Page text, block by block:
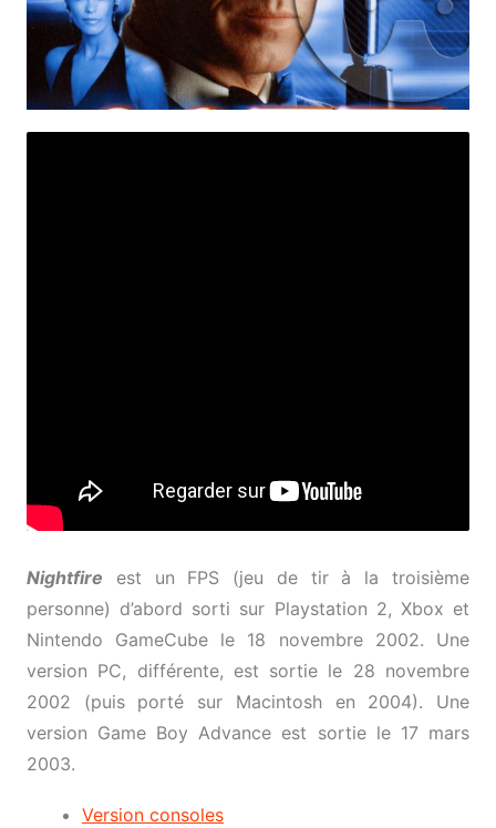
Nightfire est un FPS (jeu de tir à la troisième
personne) d’abord sorti sur Playstation 2, Xbox et
Nintendo GameCube le 18 novembre 2002. Une
version PC, différente, est sortie le 28 novembre
2002 (puis porté sur Macintosh en 2004). Une
version Game Boy Advance est sortie le 17 mars
2003.
Version consoles